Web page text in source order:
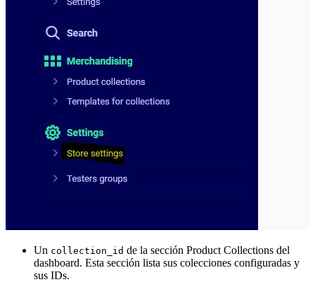
Un collection_id de la sección Product Collections del
dashboard. Esta sección lista sus colecciones configuradas y
sus IDs.